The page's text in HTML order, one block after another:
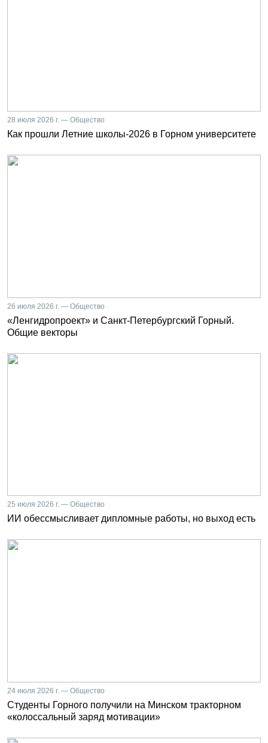
28 июля 2026 г. — Общество
Как прошли Летние школы-2026 в Горном университете
26 июля 2026 г. — Общество
«Ленгидропроект» и Санкт-Петербургский Горный.
Общие векторы
25 июля 2026 г. — Общество
ИИ обессмысливает дипломные работы, но выход есть
24 июля 2026 г. — Общество
Студенты Горного получили на Минском тракторном
«колоссальный заряд мотивации»